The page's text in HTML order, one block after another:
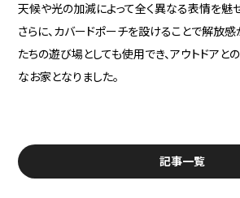
天候や光の加減によって全く異なる表情を魅せ
さらに、カバードポーチを設けることで解放感
たちの遊び場としても使用でき、アウトドア
なお家となりました。
記事一覧